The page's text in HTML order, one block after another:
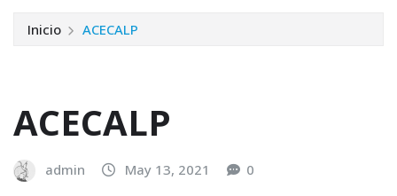
Inicio ACECALP
ACECALP
admin May 13, 2021 0